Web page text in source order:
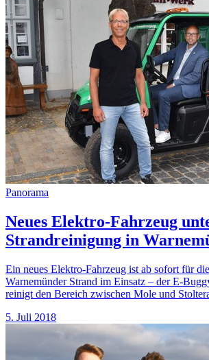
Panorama
Neues Elektro-Fahrzeug
Strandreinigung in
Ein neues Elektro-Fahrzeug ist ab sofort für
Warnemünder Strand im Einsatz – der E-
reinigt den Bereich zwischen Mole und
5. Juli 2018